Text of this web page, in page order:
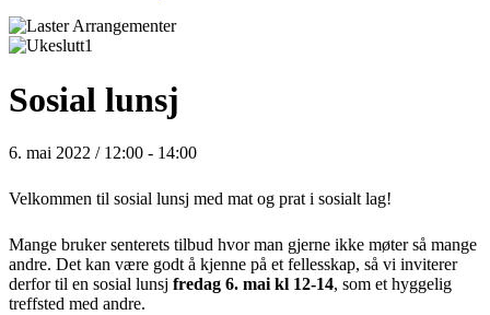
Sosial lunsj
6. mai 2022 / 12:00 - 14:00
Velkommen til sosial lunsj med mat og prat i sosialt lag!
Mange bruker senterets tilbud hvor man gjerne ikke møter så mange
andre. Det kan være godt å kjenne på et fellesskap, så vi inviterer
derfor til en sosial lunsj fredag 6. mai kl 12-14, som et hyggelig
treffsted med andre.